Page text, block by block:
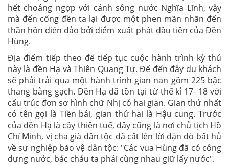
hết choáng ngợp với cảnh sông nước Nghĩa Lĩnh, vậy
mà đến cổng đền ta lại được một phen mãn nhãn đến
thần hồn điên đảo bởi điểm xuất phát đầu tiên của Đền
Hùng.
Địa điểm tiếp theo để tiếp tục cuộc hành trình kỳ thú
này là đền Hạ và Thiên Quang Tự. Để đến đây du khách
sẽ phải trải qua một hành trình gian nan gồm 225 bậc
thang bằng gạch. Đền Hạ đã tồn tại từ thế kỉ 17- 18 với
cấu trúc đơn sơ hình chữ Nhị có hai gian. Gian thứ nhất
có tên gọi là Tiền bái, gian thứ hai là Hậu cung. Trước
của đền Hạ là cây thiên tuế, đây cũng là nơi chủ tịch Hồ
Chí Minh, vị cha già dân tộc đã cất lên lời dặn dò bất hủ
về sự nghiệp bảo vệ dân tộc: "Các vua Hùng đã có công
dựng nước, bác cháu ta phải cùng nhau giữ lấy nước".